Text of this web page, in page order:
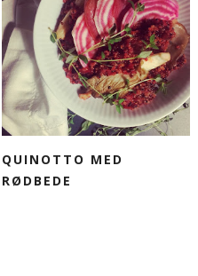
QUINOTTO MED
RØDBEDE